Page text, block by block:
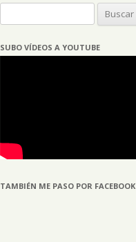
SUBO VÍDEOS A YOUTUBE
TAMBIÉN ME PASO POR FACEBOOK